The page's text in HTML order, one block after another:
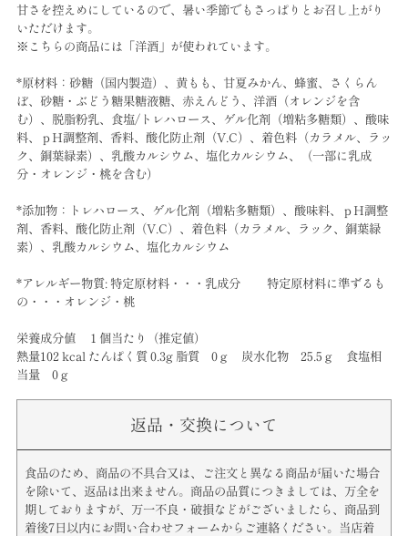
甘さを控えめにしているので、暑い季節でもさっぱりとお召し上がり
いただけます。
※こちらの商品には「洋酒」が使われています。
*原材料：砂糖（国内製造）、黄もも、甘夏みかん、蜂蜜、さくらん
ぼ、砂糖・ぶどう糖果糖液糖、赤えんどう、洋酒（オレンジを含
む）、脱脂粉乳、食塩/トレハロース、ゲル化剤（増粘多糖類）、酸味
料、ｐH調整剤、香料、酸化防止剤（V.C）、着色料（カラメル、ラッ
ク、銅葉緑素）、乳酸カルシウム、塩化カルシウム、（一部に乳成
分・オレンジ・桃を含む）
*添加物：トレハロース、ゲル化剤（増粘多糖類）、酸味料、ｐH調整
剤、香料、酸化防止剤（V.C）、着色料（カラメル、ラック、銅葉緑
素）、乳酸カルシウム、塩化カルシウム
*アレルギー物質: 特定原材料・・・乳成分 特定原材料に準ずるも
の・・・オレンジ・桃
栄養成分値 １個当たり（推定値）
熱量102 kcal たんぱく質 0.3g 脂質 0ｇ 炭水化物 25.5ｇ 食塩相
当量 0ｇ
返品・交換について
食品のため、商品の不具合又は、ご注文と異なる商品が届いた場合
を除いて、返品は出来ません。商品の品質につきましては、万全を
期しておりますが、万一不良・破損などがございましたら、商品到
着後7日以内にお問い合わせフォームからご連絡ください。当店着